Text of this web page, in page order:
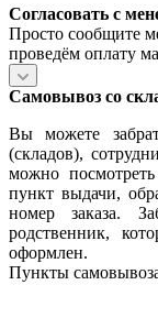
Согласовать с
Просто сообщите
проведём оплату
Самовывоз со
Вы можете
(складов),
можно
пункт выдачи,
номер заказа.
родственник,
оформлен.
Пункты